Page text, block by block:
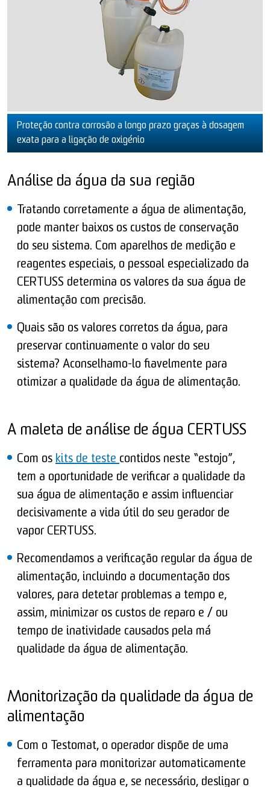
Proteção contra corrosão a longo prazo graças à dosagem
exata para a ligação de oxigénio
Análise da água da sua região
Tratando corretamente a água de alimentação,
pode manter baixos os custos de conservação
do seu sistema. Com aparelhos de medição e
reagentes especiais, o pessoal especializado da
CERTUSS determina os valores da sua água de
alimentação com precisão.
Quais são os valores corretos da água, para
preservar continuamente o valor do seu
sistema? Aconselhamo-lo fiavelmente para
otimizar a qualidade da água de alimentação.
A maleta de análise de água CERTUSS
Com os kits de teste contidos neste “estojo”,
tem a oportunidade de verificar a qualidade da
sua água de alimentação e assim influenciar
decisivamente a vida útil do seu gerador de
vapor CERTUSS.
Recomendamos a verificação regular da água de
alimentação, incluindo a documentação dos
valores, para detetar problemas a tempo e,
assim, minimizar os custos de reparo e / ou
tempo de inatividade causados pela má
qualidade da água de alimentação.
Monitorização da qualidade da água de
alimentação
Com o Testomat, o operador dispõe de uma
ferramenta para monitorizar automaticamente
a qualidade da água e, se necessário, desligar o